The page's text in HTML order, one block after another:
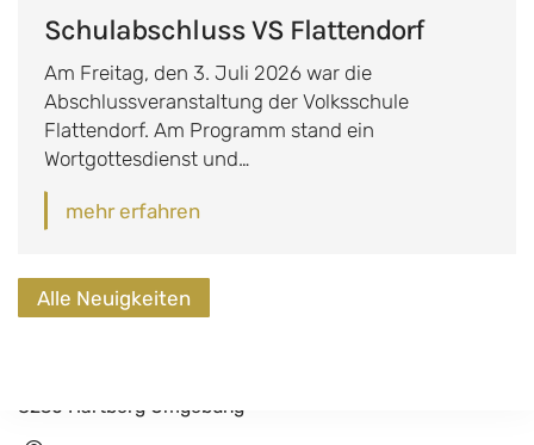
Schulabschluss VS Flattendorf
Am Freitag, den 3. Juli 2026 war die
Abschlussveranstaltung der Volksschule
Flattendorf. Am Programm stand ein
Wortgottesdienst und…
mehr erfahren
Alle Neuigkeiten
8230 Hartberg Umgebung